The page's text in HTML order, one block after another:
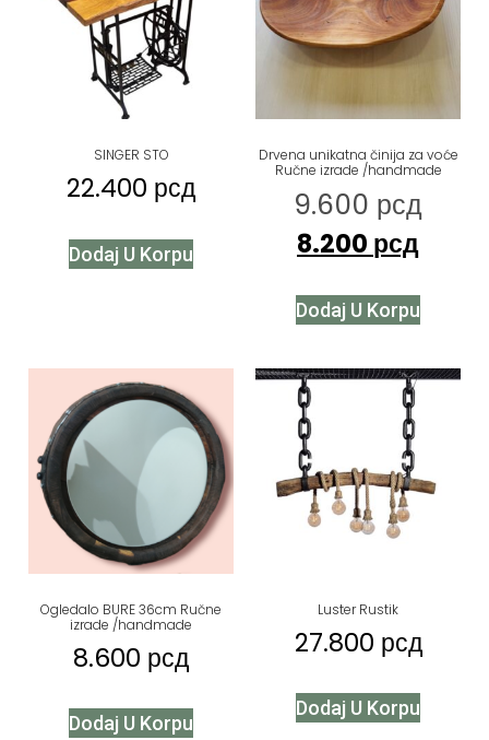
SINGER STO
22.400 рсд
Dodaj U Korpu
Drvena unikatna činija za voće
Ručne izrade /handmade
9.600 рсд
8.200 рсд
Dodaj U Korpu
Ogledalo BURE 36cm Ručne
izrade /handmade
8.600 рсд
Dodaj U Korpu
Luster Rustik
27.800 рсд
Dodaj U Korpu